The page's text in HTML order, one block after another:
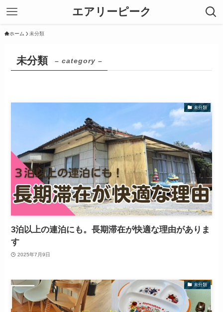
エアリーピーク
ホーム 未分類
未分類 – category –
未分類
3泊以上の連泊にも。長期滞在が快適な理由がありま
す
2025年7月9日
未分類